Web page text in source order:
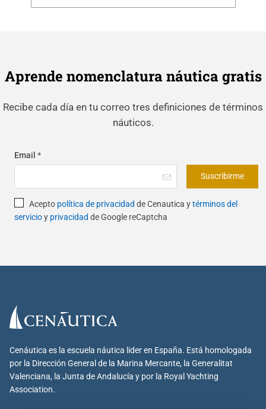
Aprende nomenclatura náutica gratis
Recibe cada día en tu correo tres definiciones de términos
náuticos.
Email *
Suscribirme
Acepto política de privacidad de Cenautica ytérminos del
servicioy privacidad de Google reCaptcha
Cenáutica es la escuela náutica lider en España. Está homologada
por la Dirección General de la Marina Mercante, la Generalitat
Valenciana, la Junta de Andalucía y por la Royal Yachting
Association.